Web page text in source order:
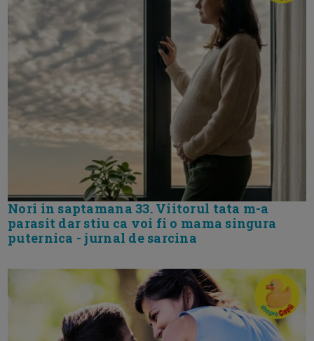
Nori in saptamana 33. Viitorul tata m-a
parasit dar stiu ca voi fi o mama singura
puternica - jurnal de sarcina